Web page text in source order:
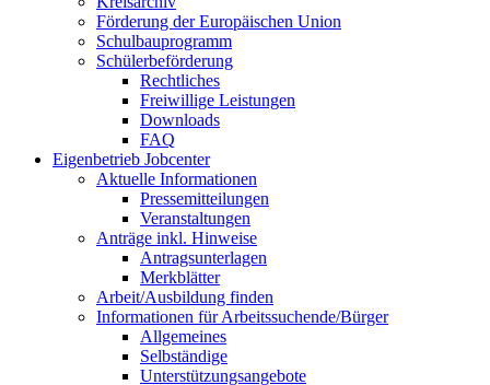
Förderung der Europäischen Union
Schulbauprogramm
Schülerbeförderung
Rechtliches
Freiwillige Leistungen
Downloads
FAQ
Eigenbetrieb Jobcenter
Aktuelle Informationen
Pressemitteilungen
Veranstaltungen
Anträge inkl. Hinweise
Antragsunterlagen
Merkblätter
Arbeit/Ausbildung finden
Informationen für Arbeitssuchende/Bürger
Allgemeines
Selbständige
Unterstützungs­angebote